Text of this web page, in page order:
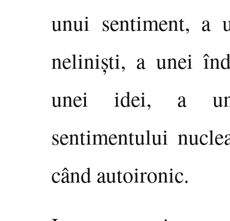
unui sentiment, a
nelinişti, a unei
unei idei, a
sentimentului
când autoironic.